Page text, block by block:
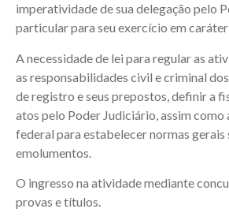
imperatividade de sua delegação pelo
particular para seu exercício em
A necessidade de lei para regular as
as responsabilidades civil e criminal
de registro e seus prepostos, definir a
atos pelo Poder Judiciário, assim como
federal para estabelecer normas gerais
emolumentos.
O ingresso na atividade mediante
provas e títulos.